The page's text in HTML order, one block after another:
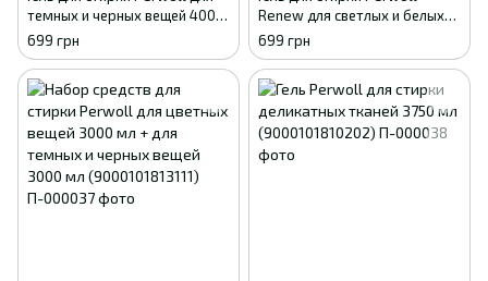
темных и черных вещей 4000
мл (9000101810264)
699 грн
Renew для светлых и белых
вещей 3.75 л (9000101827118)
699 грн